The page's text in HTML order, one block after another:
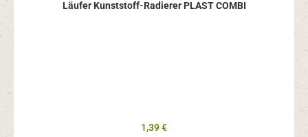
Läufer Kunststoff-Radierer PLAST COMBI
Regulärer Preis:
1,39 €